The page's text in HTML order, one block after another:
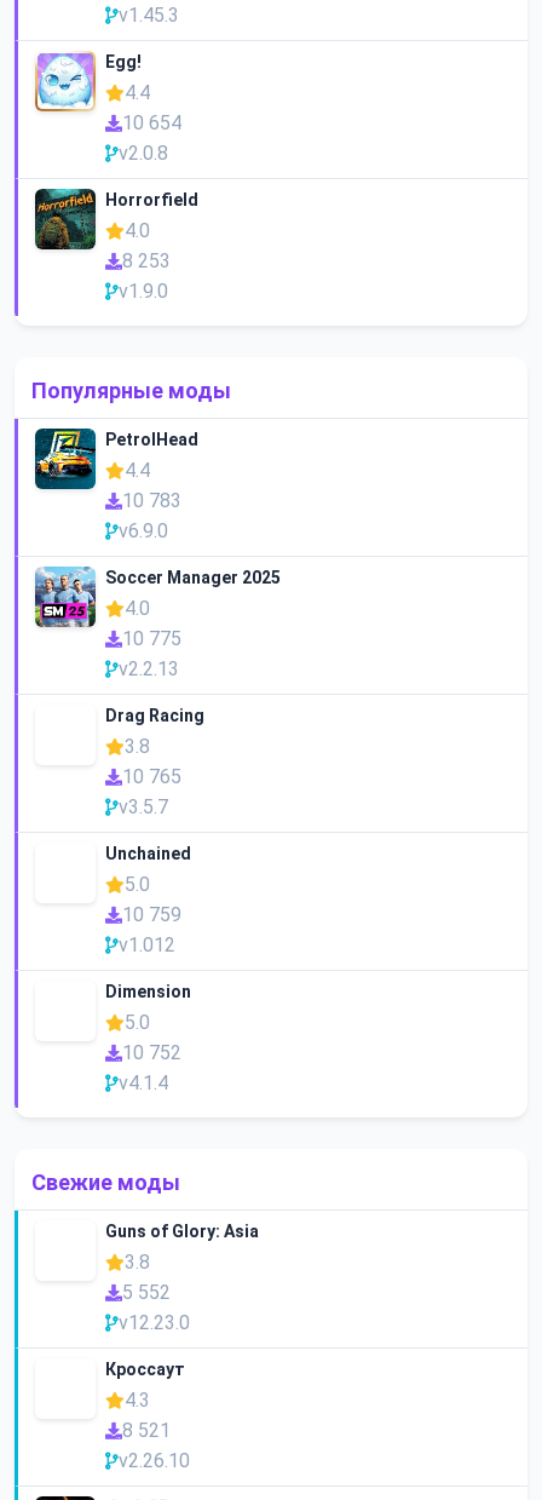
v1.45.3
Egg!
4.4
10 654
v2.0.8
Horrorfield
4.0
8 253
v1.9.0
Популярные моды
PetrolHead
4.4
10 783
v6.9.0
Soccer Manager 2025
4.0
10 775
v2.2.13
Drag Racing
3.8
10 765
v3.5.7
Unchained
5.0
10 759
v1.012
Dimension
5.0
10 752
v4.1.4
Свежие моды
Guns of Glory: Asia
3.8
5 552
v12.23.0
Кроссаут
4.3
8 521
v2.26.10